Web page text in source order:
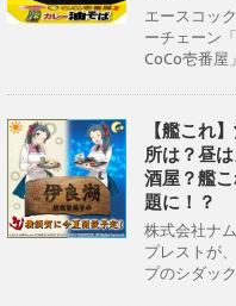
エースコッ
ーチェーン
CoCo壱番屋
【艦これ
所は？昼
酒屋？艦
題に！？
株式会社ナ
プレストが
プのシダッ